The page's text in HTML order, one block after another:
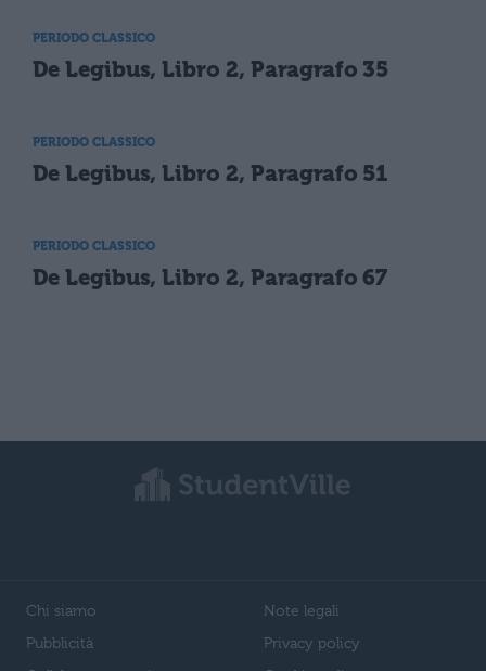
PERIODO CLASSICO
De Legibus, Libro 2, Paragrafo 35
PERIODO CLASSICO
De Legibus, Libro 2, Paragrafo 51
PERIODO CLASSICO
De Legibus, Libro 2, Paragrafo 67
Chi siamo
Pubblicità
Note legali
Privacy policy